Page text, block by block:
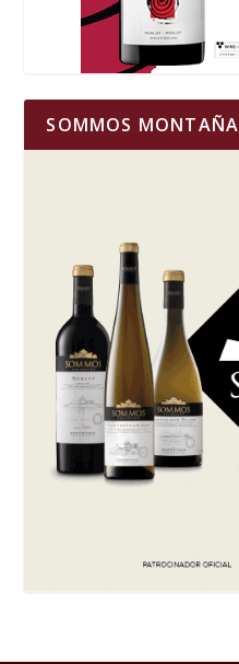
SOMMOS MONTAÑA